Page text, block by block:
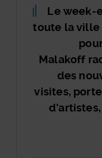
Le week-
toute la ville
Malakoff
des
visites,
d'artistes,